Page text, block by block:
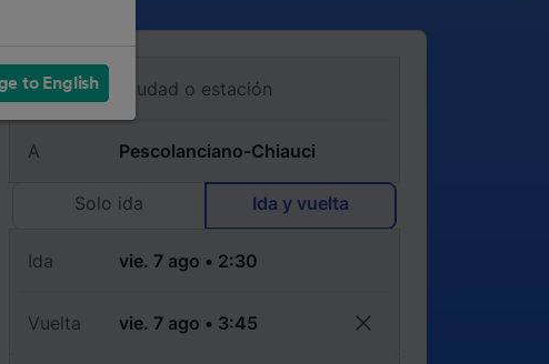
De
A
Solo ida Ida y vuelta
Ida
Vuelta
to English